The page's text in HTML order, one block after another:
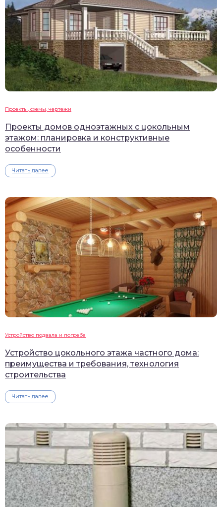
Проекты, схемы, чертежи
Проекты домов одноэтажных с цокольным
этажом: планировка и конструктивные
особенности
Читать далее
Устройство подвала и погреба
Устройство цокольного этажа частного дома:
преимущества и требования, технология
строительства
Читать далее